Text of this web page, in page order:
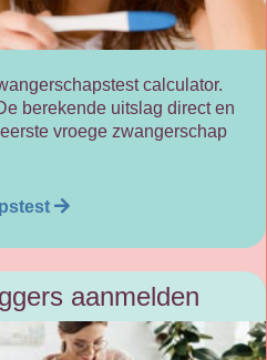
calculator.
berekende uitslag direct en
vroege zwangerschap
aanmelden